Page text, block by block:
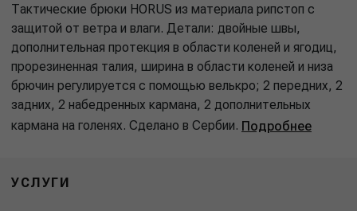
Тактические брюки HORUS из материала рипстоп с
защитой от ветра и влаги. Детали: двойные швы,
дополнительная протекция в области коленей и ягодиц,
прорезиненная талия, ширина в области коленей и низа
брючин регулируется с помощью велькро; 2 передних, 2
задних, 2 набедренных кармана, 2 дополнительных
кармана на голенях. Сделано в Сербии. Подробнее
УСЛУГИ